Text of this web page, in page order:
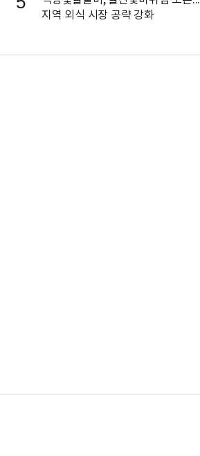
지역 외식 시장 공략 강화